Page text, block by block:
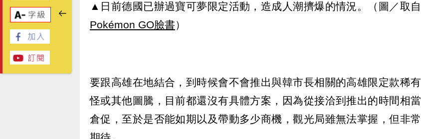
▲日前德國已辦過寶可夢限定活動，造成人潮擠爆的情況。（圖／取自
Pokémon GO臉書）
要跟高雄在地結合，到時候會不會推出與韓市長相關的高雄限定款稀有
怪或其他圖騰，目前都還沒有具體方案，因為從接洽到推出的時間相當
倉促，至於是否能如期以及帶動多少商機，觀光局雖無法掌握，但非常